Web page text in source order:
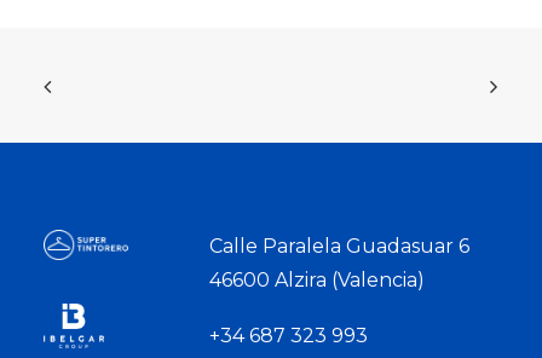
Calle Paralela Guadasuar 6
46600 Alzira (Valencia)
+34 687 323 993